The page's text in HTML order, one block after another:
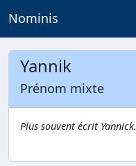
Nominis
Yannik
Prénom mixte
Plus souvent écrit Yannick.